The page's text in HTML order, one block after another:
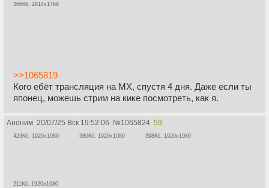
366Кб, 2814x1769
>>1065819
Кого ебёт трансляция на MX, спустя 4 дня. Даже если ты
японец, можешь стрим на кике посмотреть, как я.
Аноним 20/07/25 Вск 19:52:06 №1065824 59
423Кб, 1920x1080 380Кб, 1920x1080 398Кб, 1920x1080
211Кб, 1920x1080